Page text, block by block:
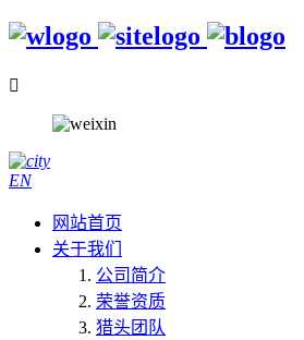

EN
网站首页
关于我们
公司简介
荣誉资质
猎头团队